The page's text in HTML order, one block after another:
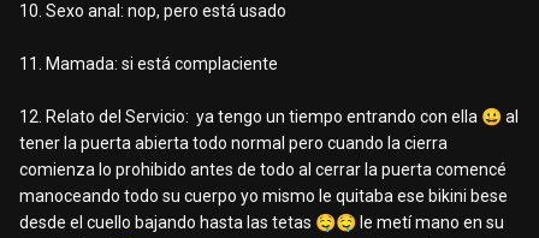
10. Sexo anal: nop, pero está usado
11. Mamada: si está complaciente
12. Relato del Servicio: ya tengo un tiempo entrando con ella 😀al
tener la puerta abierta todo normal pero cuando la cierra
comienza lo prohibido antes de todo al cerrar la puerta comencé
manoceando todo su cuerpo yo mismo le quitaba ese bikini bese
desde el cuello bajando hasta las tetas 🤤🤤 le metí mano en su